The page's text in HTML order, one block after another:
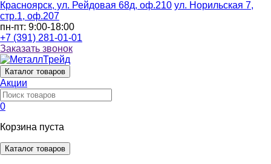
Красноярск, ул. Рейдовая 68д, оф.210 ул. Норильская 7,
стр.1, оф.207
пн-пт: 9:00-18:00
+7 (391) 281-01-01
Заказать звонок
Каталог товаров
Акции
0
Корзина пуста
Каталог товаров